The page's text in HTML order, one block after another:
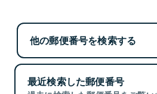
他の郵便番号を検索する
最近検索した郵便番号